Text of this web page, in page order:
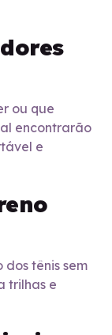
ou que
encontrarão
e
tênis sem
trilhas e